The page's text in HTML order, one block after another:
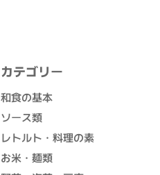
カテゴリー
和食の基本
ソース類
レトルト・料理の素
お米・麺類